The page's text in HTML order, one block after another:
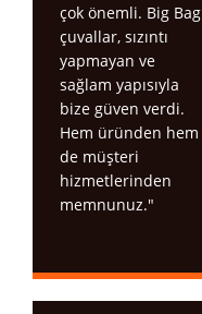
çok önemli. Big Bag
çuvallar, sızıntı
yapmayan ve
sağlam yapısıyla
bize güven verdi.
Hem üründen hem
de müşteri
hizmetlerinden
memnunuz."